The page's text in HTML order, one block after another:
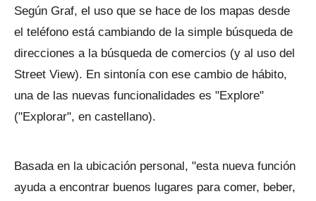
Según Graf, el uso que se hace de los mapas desde
el teléfono está cambiando de la simple búsqueda de
direcciones a la búsqueda de comercios (y al uso del
Street View). En sintonía con ese cambio de hábito,
una de las nuevas funcionalidades es "Explore"
("Explorar", en castellano).
Basada en la ubicación personal, "esta nueva función
ayuda a encontrar buenos lugares para comer, beber,